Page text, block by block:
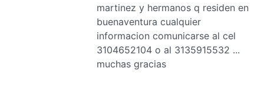
martinez y hermanos q residen en
buenaventura cualquier
informacion comunicarse al cel
3104652104 o al 3135915532 ...
muchas gracias